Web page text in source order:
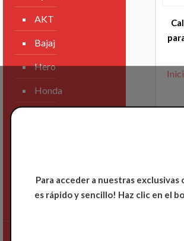
AKT
Bajaj
Hero
Honda
TVS
Para acceder a nuestras
es rápido y sencillo! Haz clic en el